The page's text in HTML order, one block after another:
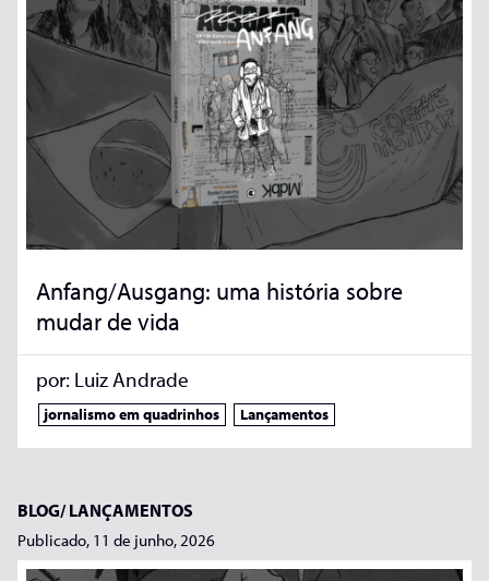
Anfang/Ausgang: uma história sobre
mudar de vida
por: Luiz Andrade
jornalismo em quadrinhos Lançamentos
BLOG/LANÇAMENTOS
Publicado, 11 de junho, 2026